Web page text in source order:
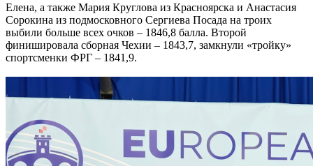
Елена, а также Мария Круглова из Красноярска и Анастасия
Сорокина из подмосковного Сергиева Посада на троих
выбили больше всех очков – 1846,8 балла. Второй
финишировала сборная Чехии – 1843,7, замкнули «тройку»
спортсменки ФРГ – 1841,9.